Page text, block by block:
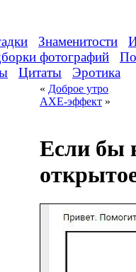
Знаменитости
фотографий
Цитаты Эротика
« Доброе утро
AXE-эффект »
Если бы